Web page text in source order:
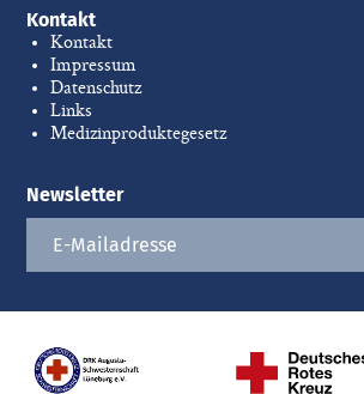
Kontakt
Kontakt
Impressum
Datenschutz
Links
Medizinproduktegesetz
Newsletter